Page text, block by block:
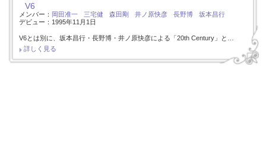
V6
メンバー： 岡田准一 三宅健 森田剛 井ノ原快彦 長野博
坂本昌行
デビュー：1995年11月1日
V6とは別に、坂本昌行・長野博・井ノ原快彦による「20th Century」と…
詳しく見る